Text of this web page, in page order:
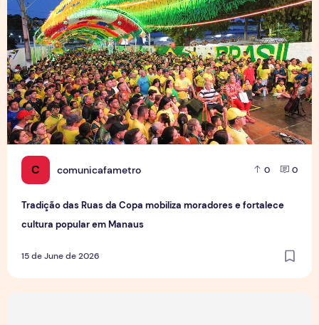
C comunicafametro 0 0
Tradição das Ruas da Copa mobiliza moradores e fortalece
cultura popular em Manaus
15 de June de 2026